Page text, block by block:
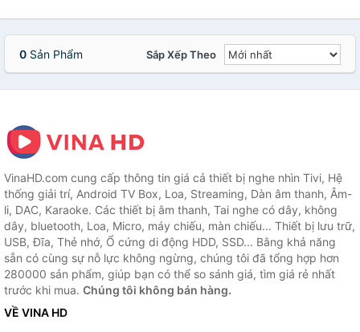
0 Sản Phẩm Sắp Xếp Theo
VinaHD.com cung cấp thông tin giá cả thiết bị nghe nhìn Tivi, Hệ
thống giải trí, Android TV Box, Loa, Streaming, Dàn âm thanh, Âm-
li, DAC, Karaoke. Các thiết bị âm thanh, Tai nghe có dây, không
dây, bluetooth, Loa, Micro, máy chiếu, màn chiếu... Thiết bị lưu trữ,
USB, Đĩa, Thẻ nhớ, Ổ cứng di động HDD, SSD... Bằng khả năng
sẵn có cùng sự nỗ lực không ngừng, chúng tôi đã tổng hợp hơn
280000 sản phẩm, giúp bạn có thể so sánh giá, tìm giá rẻ nhất
trước khi mua. Chúng tôi không bán hàng.
VỀ VINA HD